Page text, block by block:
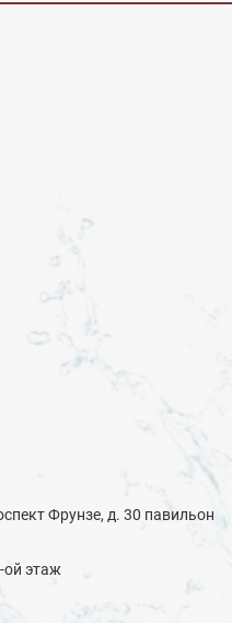
Фрунзе, д. 30 павильон
ой этаж